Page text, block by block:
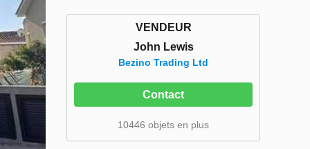
VENDEUR
John Lewis
Bezino Trading Ltd
Contact
10446 objets en plus